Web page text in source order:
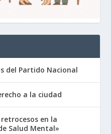
del Partido Nacional
a la ciudad
en la
Salud Mental»